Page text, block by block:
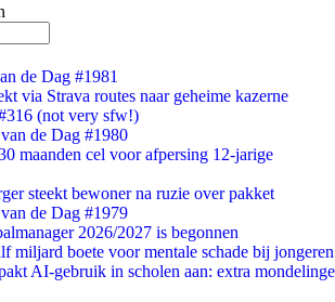
de Dag #1981
via Strava routes naar geheime kazerne
(not very sfw!)
de Dag #1980
maanden cel voor afpersing 12-jarige
steekt bewoner na ruzie over pakket
de Dag #1979
2026/2027 is begonnen
miljard boete voor mentale schade bij jongeren
AI-gebruik in scholen aan: extra mondelinge